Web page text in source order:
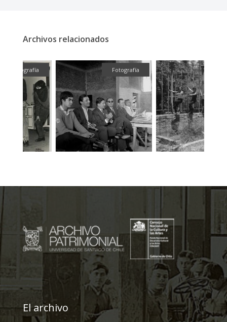
Archivos relacionados
Fotografía
El archivo